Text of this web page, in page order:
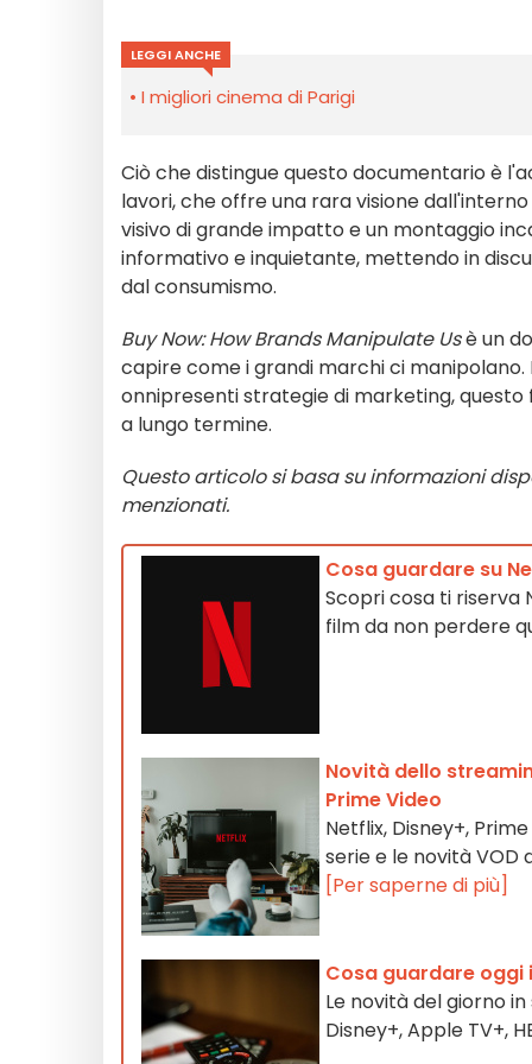
LEGGI ANCHE
I migliori cinema di Parigi
Ciò che distingue questo documentario è
lavori, che offre una rara visione
visivo di grande impatto e un montaggio
informativo e inquietante, mettendo in
dal consumismo.
Buy Now: How Brands Manipulate Usè un
capire come i grandi marchi ci
onnipresenti strategie di marketing,
a lungo termine.
Questo articolo si basa su informazioni
menzionati.
Cosa guardare su
Scopri cosa ti riserva
film da non perdere
Novità dello
Prime Video
Netflix, Disney+,
serie e le novità
[Per saperne di più]
Cosa guardare oggi
Le novità del giorno
Disney+, Apple TV+,